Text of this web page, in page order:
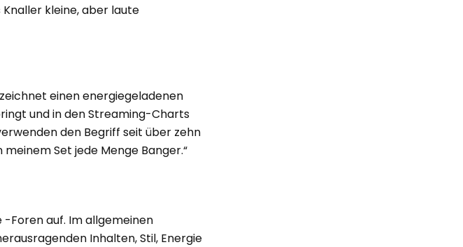
kleine, aber laute
einen energiegeladenen
und in den Streaming-Charts
den Begriff seit über zehn
Set jede Menge Banger.“
-Foren auf. Im allgemeinen
Inhalten, Stil, Energie